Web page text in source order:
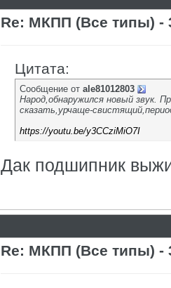
Re: МКПП (Все типы) -
Цитата:
Сообщение от ale81012803
Народ,обнаружился новый звук.
сказать,урчаще-
https://youtu.be/y3CCziMiO7I
Дак подшипник
Re: МКПП (Все типы) -